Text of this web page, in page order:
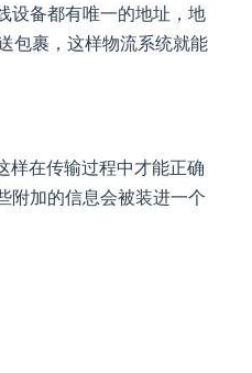
设备都有唯一的地址，地
包裹，这样物流系统就能
样在传输过程中才能正确
附加的信息会被装进一个